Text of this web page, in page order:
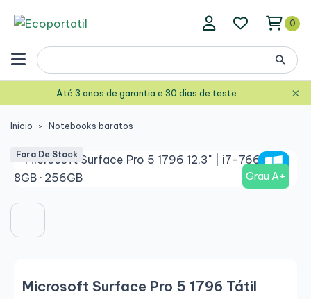
0
Até 3 anos de garantia e 30 dias de teste ×
Início Notebooks baratos
Grau A+
Fora De Stock
Microsoft Surface Pro 5 1796 Tátil